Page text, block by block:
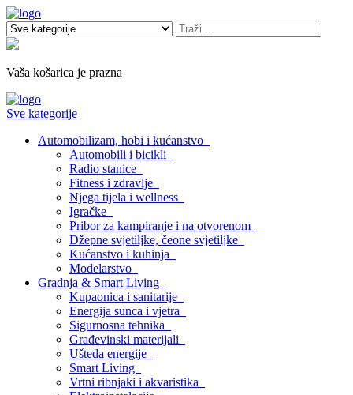
Vaša košarica je prazna
Sve kategorije
Automobilizam, hobi i kućanstvo
Automobili i bicikli
Radio stanice
Fitness i zdravlje
Njega tijela i wellness
Igračke
Pribor za kampiranje i na otvorenom
Džepne svjetiljke, čeone svjetiljke
Kućanstvo i kuhinja
Modelarstvo
Gradnja & Smart Living
Kupaonica i sanitarije
Energija sunca i vjetra
Sigurnosna tehnika
Građevinski materijali
Ušteda energije
Smart Living
Vrtni ribnjaki i akvaristika